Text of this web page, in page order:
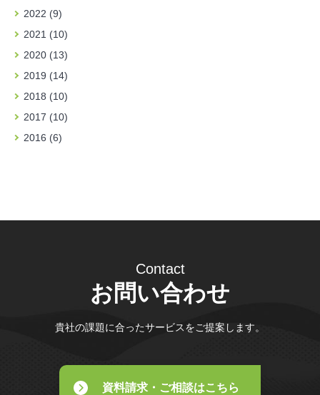
2022 (9)
2021 (10)
2020 (13)
2019 (14)
2018 (10)
2017 (10)
2016 (6)
Contact
お問い合わせ
貴社の課題に合ったサービスをご提案します。
資料請求・ご相談はこちら